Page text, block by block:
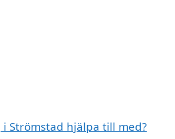
Strömstad hjälpa till med?